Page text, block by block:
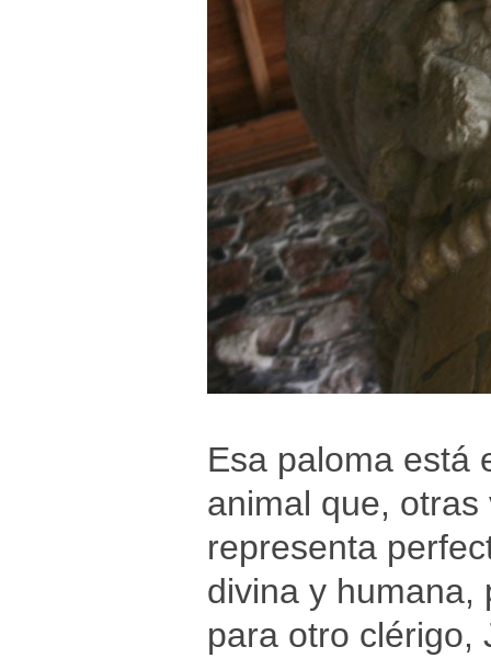
Esa paloma está
animal que,
representa
divina y humana,
para otro clérigo,